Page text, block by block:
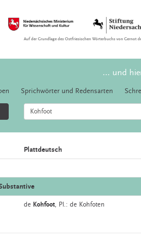
Auf der Grundlage des Ostfriesischen Wörterbuchs von Gernot
... und
Sprichwörter und Redensarten
Plattdeutsch
de Kohfoot, Pl.: de Kohfoten